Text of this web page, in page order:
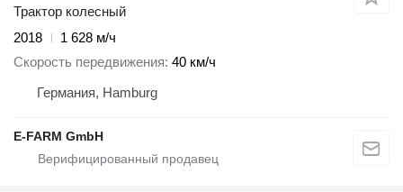
Трактор колесный
2018
1 628 м/ч
Скорость передвижения 40 км/ч
Германия, Hamburg
E-FARM GmbH